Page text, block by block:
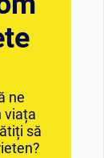
ne
viața
să